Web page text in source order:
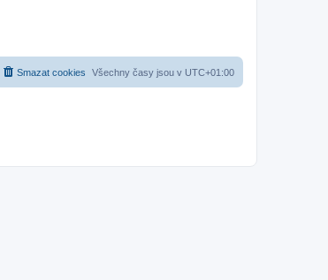
Všechny časy jsou v UTC+01:00
Smazat cookies